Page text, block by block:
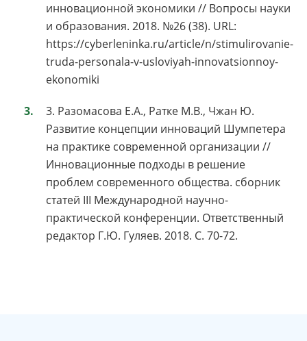
инновационной экономики // Вопросы науки
и образования. 2018. №26 (38). URL:
https://cyberleninka.ru/article/n/stimulirovanie-
truda-personala-v-usloviyah-innovatsionnoy-
ekonomiki
3. Разомасова Е.А., Ратке М.В., Чжан Ю.
Развитие концепции инноваций Шумпетера
на практике современной организации //
Инновационные подходы в решение
проблем современного общества. сборник
статей III Международной научно-
практической конференции. Ответственный
редактор Г.Ю. Гуляев. 2018. С. 70-72.